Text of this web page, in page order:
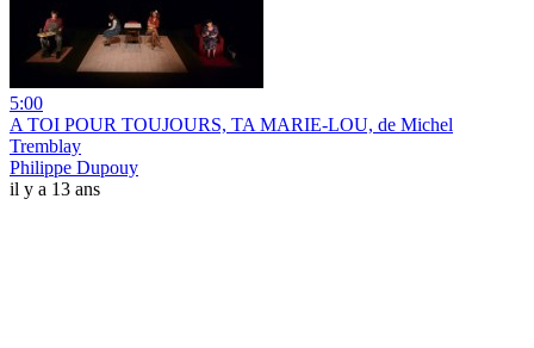
5:00
A TOI POUR TOUJOURS, TA MARIE-LOU, de Michel
Tremblay
Philippe Dupouy
il y a 13 ans